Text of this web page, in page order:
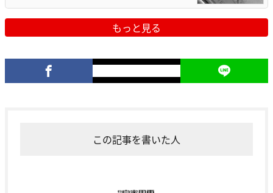
もっと見る
この記事を書いた人